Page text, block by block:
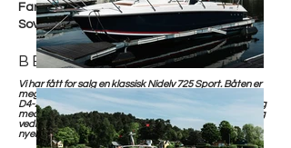
Farge
Hvit/Grå
Soveplasser
BESKRIVELSE
Vi har fått for salg en klassisk Nidelv 725 Sport. Båten er
meget godt utstyrt, og fint motorisert med Volvo Penta
D4-260. Toppfart på 40 knop, og behagelig manøvrering
med elektronisk gass/gir-kontroll av DPH drevet. Jevnlig
vedlikeholdt og lagret innendørs. Ny kalesje 2020, samt
nyere keramisk koketopp.